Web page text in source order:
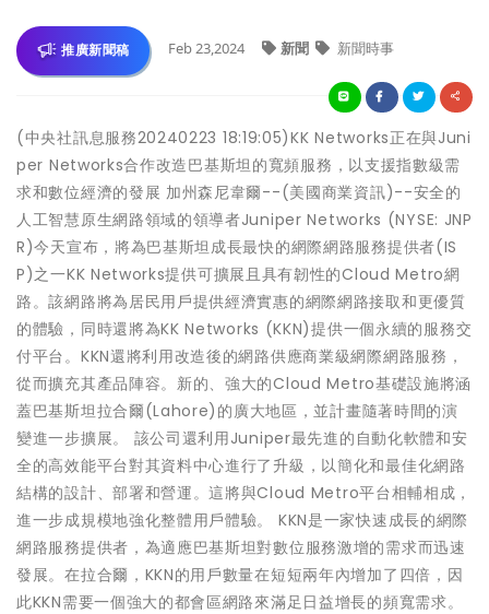
推廣新聞稿 Feb 23,2024 新聞 新聞時事
(中央社訊息服務20240223 18:19:05)KK Networks正在與Juni
per Networks合作改造巴基斯坦的寬頻服務，以支援指數級需
求和數位經濟的發展 加州森尼韋爾--(美國商業資訊)--安全的
人工智慧原生網路領域的領導者Juniper Networks (NYSE: JNP
R)今天宣布，將為巴基斯坦成長最快的網際網路服務提供者(IS
P)之一KK Networks提供可擴展且具有韌性的Cloud Metro網
路。該網路將為居民用戶提供經濟實惠的網際網路接取和更優質
的體驗，同時還將為KK Networks (KKN)提供一個永續的服務交
付平台。KKN還將利用改造後的網路供應商業級網際網路服務，
從而擴充其產品陣容。新的、強大的Cloud Metro基礎設施將涵
蓋巴基斯坦拉合爾(Lahore)的廣大地區，並計畫隨著時間的演
變進一步擴展。 該公司還利用Juniper最先進的自動化軟體和安
全的高效能平台對其資料中心進行了升級，以簡化和最佳化網路
結構的設計、部署和營運。這將與Cloud Metro平台相輔相成，
進一步成規模地強化整體用戶體驗。 KKN是一家快速成長的網際
網路服務提供者，為適應巴基斯坦對數位服務激增的需求而迅速
發展。在拉合爾，KKN的用戶數量在短短兩年內增加了四倍，因
此KKN需要一個強大的都會區網路來滿足日益增長的頻寬需求。